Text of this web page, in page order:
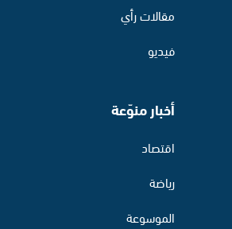
مقالات رأي
فيديو
أخبار منوّعة
اقتصاد
رياضة
الموسوعة